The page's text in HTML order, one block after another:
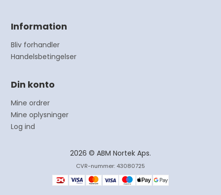
Information
Bliv forhandler
Handelsbetingelser
Din konto
Mine ordrer
Mine oplysninger
Log ind
2026 © ABM Nortek Aps.
CVR-nummer: 43080725